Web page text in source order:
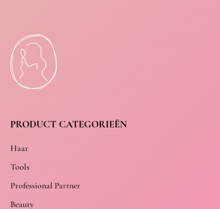
PRODUCT CATEGORIEËN
Haar
Tools
Professional Partner
Beauty